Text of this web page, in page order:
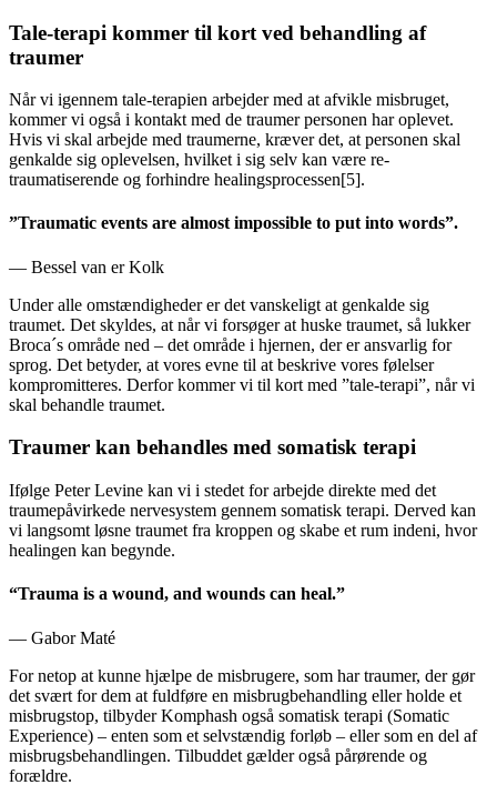
Tale-terapi kommer til kort ved behandling af
traumer
Når vi igennem tale-terapien arbejder med at afvikle misbruget,
kommer vi også i kontakt med de traumer personen har oplevet.
Hvis vi skal arbejde med traumerne, kræver det, at personen skal
genkalde sig oplevelsen, hvilket i sig selv kan være re-
traumatiserende og forhindre healingsprocessen[5].
”Traumatic events are almost impossible to put into words”.
— Bessel van er Kolk
Under alle omstændigheder er det vanskeligt at genkalde sig
traumet. Det skyldes, at når vi forsøger at huske traumet, så lukker
Broca´s område ned – det område i hjernen, der er ansvarlig for
sprog. Det betyder, at vores evne til at beskrive vores følelser
kompromitteres. Derfor kommer vi til kort med ”tale-terapi”, når vi
skal behandle traumet.
Traumer kan behandles med somatisk terapi
Ifølge Peter Levine kan vi i stedet for arbejde direkte med det
traumepåvirkede nervesystem gennem somatisk terapi. Derved kan
vi langsomt løsne traumet fra kroppen og skabe et rum indeni, hvor
healingen kan begynde.
“Trauma is a wound, and wounds can heal.”
— Gabor Maté
For netop at kunne hjælpe de misbrugere, som har traumer, der gør
det svært for dem at fuldføre en misbrugbehandling eller holde et
misbrugstop, tilbyder Komphash også somatisk terapi (Somatic
Experience) – enten som et selvstændig forløb – eller som en del af
misbrugsbehandlingen. Tilbuddet gælder også pårørende og
forældre.